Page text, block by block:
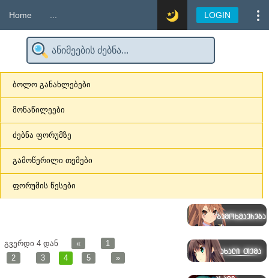
Home LOGIN
ბოლო განახლებები
მონაწილეები
ძებნა ფორუმზე
გამოწერილი თემები
ფორუმის წესები
გვერდი 4 დან «
1
2
3 4 5 »